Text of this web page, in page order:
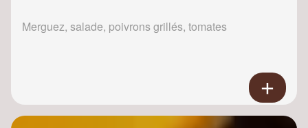
Merguez, salade, poivrons grillés, tomates